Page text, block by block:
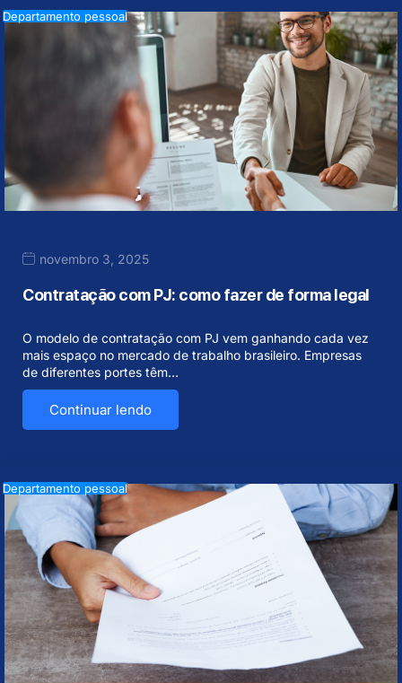
Departamento pessoal
novembro 3, 2025
Contratação com PJ: como fazer de forma legal
O modelo de contratação com PJ vem ganhando cada vez
mais espaço no mercado de trabalho brasileiro. Empresas
de diferentes portes têm…
Continuar lendo
Departamento pessoal